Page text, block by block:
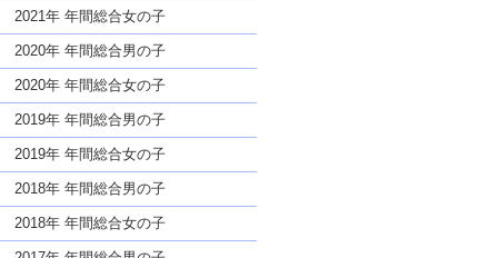
2021年 年間総合女の子
2020年 年間総合男の子
2020年 年間総合女の子
2019年 年間総合男の子
2019年 年間総合女の子
2018年 年間総合男の子
2018年 年間総合女の子